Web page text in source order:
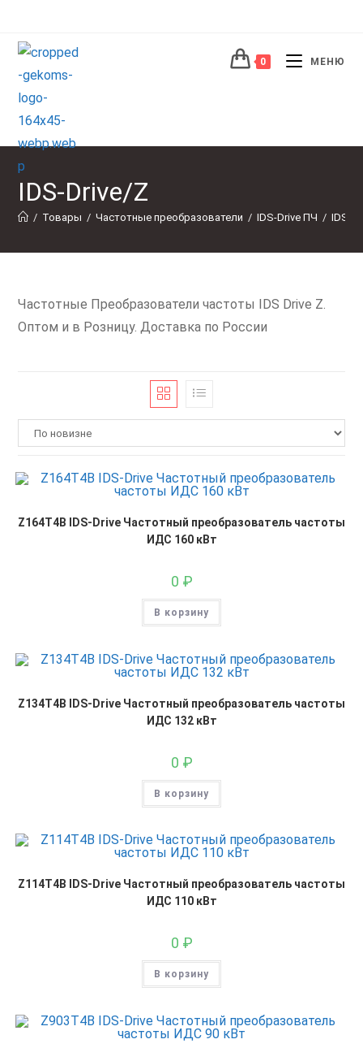
содержимому
0 МЕНЮ
IDS-Drive/Z
/ Товары / Частотные преобразователи / IDS-Drive ПЧ / IDS-
Частотные Преобразователи частоты IDS Drive Z.
Оптом и в Розницу. Доставка по России
Z164T4B IDS-Drive Частотный преобразователь частоты
ИДС 160 кВт
0 ₽
В корзину
Z134T4B IDS-Drive Частотный преобразователь частоты
ИДС 132 кВт
0 ₽
В корзину
Z114T4B IDS-Drive Частотный преобразователь частоты
ИДС 110 кВт
0 ₽
В корзину